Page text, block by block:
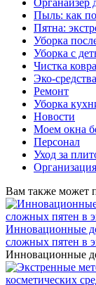
Пыль: как
Пятна:
Уборка
Уборка с
Чистка
Эко-
Ремонт
Уборка
Новости
Моем окна
Персонал
Уход за
Организация
Вам также может
Инновационные
сложных пятен в
Инновационные